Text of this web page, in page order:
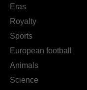
Eras
Royalty
Sports
European football
Animals
Science